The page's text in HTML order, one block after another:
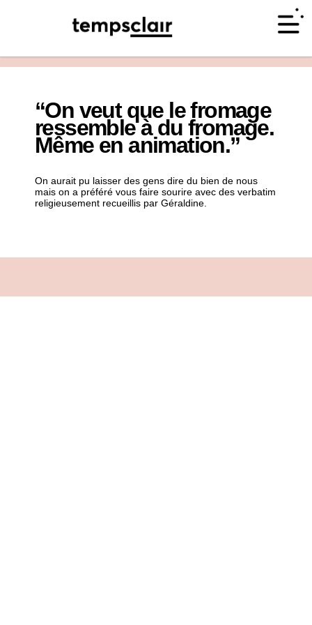
“On veut que le fromage
ressemble à du fromage.
Même en animation.”
On aurait pu laisser des gens dire du bien de nous
mais on a préféré vous faire sourire avec des verbatim
religieusement recueillis par Géraldine.